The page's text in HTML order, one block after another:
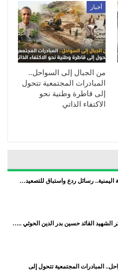
أخبار
من الجبال إلى السواحل..
المبادرات المجتمعية تتحول
إلى قاطرة وطنية نحو
الاكتفاء الذاتي
اليمنية.. رسائل ردع واستباق للتصعيد…
الشهيد القائد حسين بدر الدين الحوثي ..…
المبادرات المجتمعية تتحول إلى